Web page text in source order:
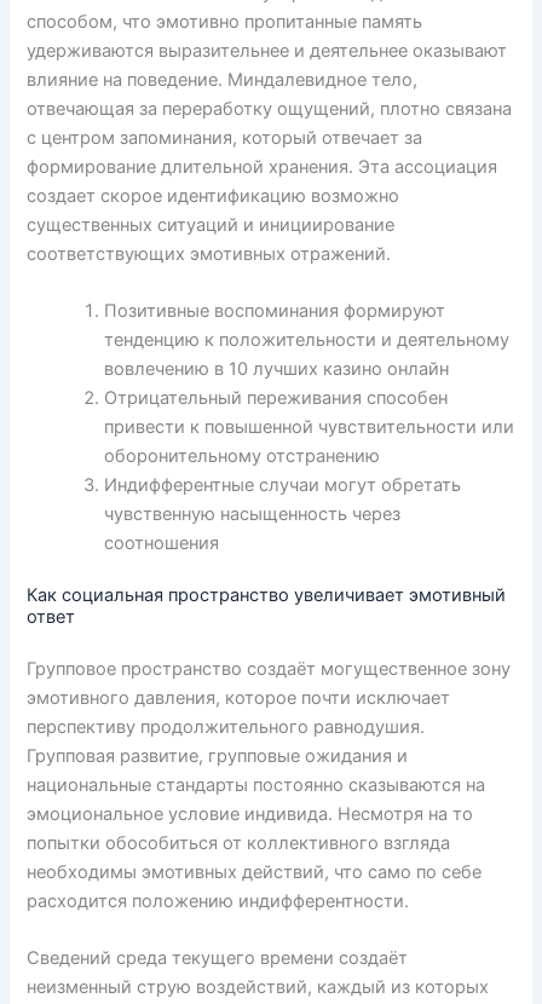
способом, что эмотивно пропитанные память
удерживаются выразительнее и деятельнее оказывают
влияние на поведение. Миндалевидное тело,
отвечающая за переработку ощущений, плотно связана
с центром запоминания, который отвечает за
формирование длительной хранения. Эта ассоциация
создает скорое идентификацию возможно
существенных ситуаций и инициирование
соответствующих эмотивных отражений.
Позитивные воспоминания формируют
тенденцию к положительности и деятельному
вовлечению в 10 лучших казино онлайн
Отрицательный переживания способен
привести к повышенной чувствительности или
оборонительному отстранению
Индифферентные случаи могут обретать
чувственную насыщенность через
соотношения
Как социальная пространство увеличивает эмотивный
ответ
Групповое пространство создаёт могущественное зону
эмотивного давления, которое почти исключает
перспективу продолжительного равнодушия.
Групповая развитие, групповые ожидания и
национальные стандарты постоянно сказываются на
эмоциональное условие индивида. Несмотря на то
попытки обособиться от коллективного взгляда
необходимы эмотивных действий, что само по себе
расходится положению индифферентности.
Сведений среда текущего времени создаёт
неизменный струю воздействий, каждый из которых